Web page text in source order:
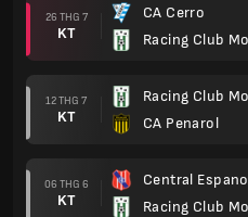
26 THG 7
KT
CA Cerro
Racing Club
12 THG 7
KT
Racing Club
CA Penarol
06 THG 6
KT
Central
Racing Club